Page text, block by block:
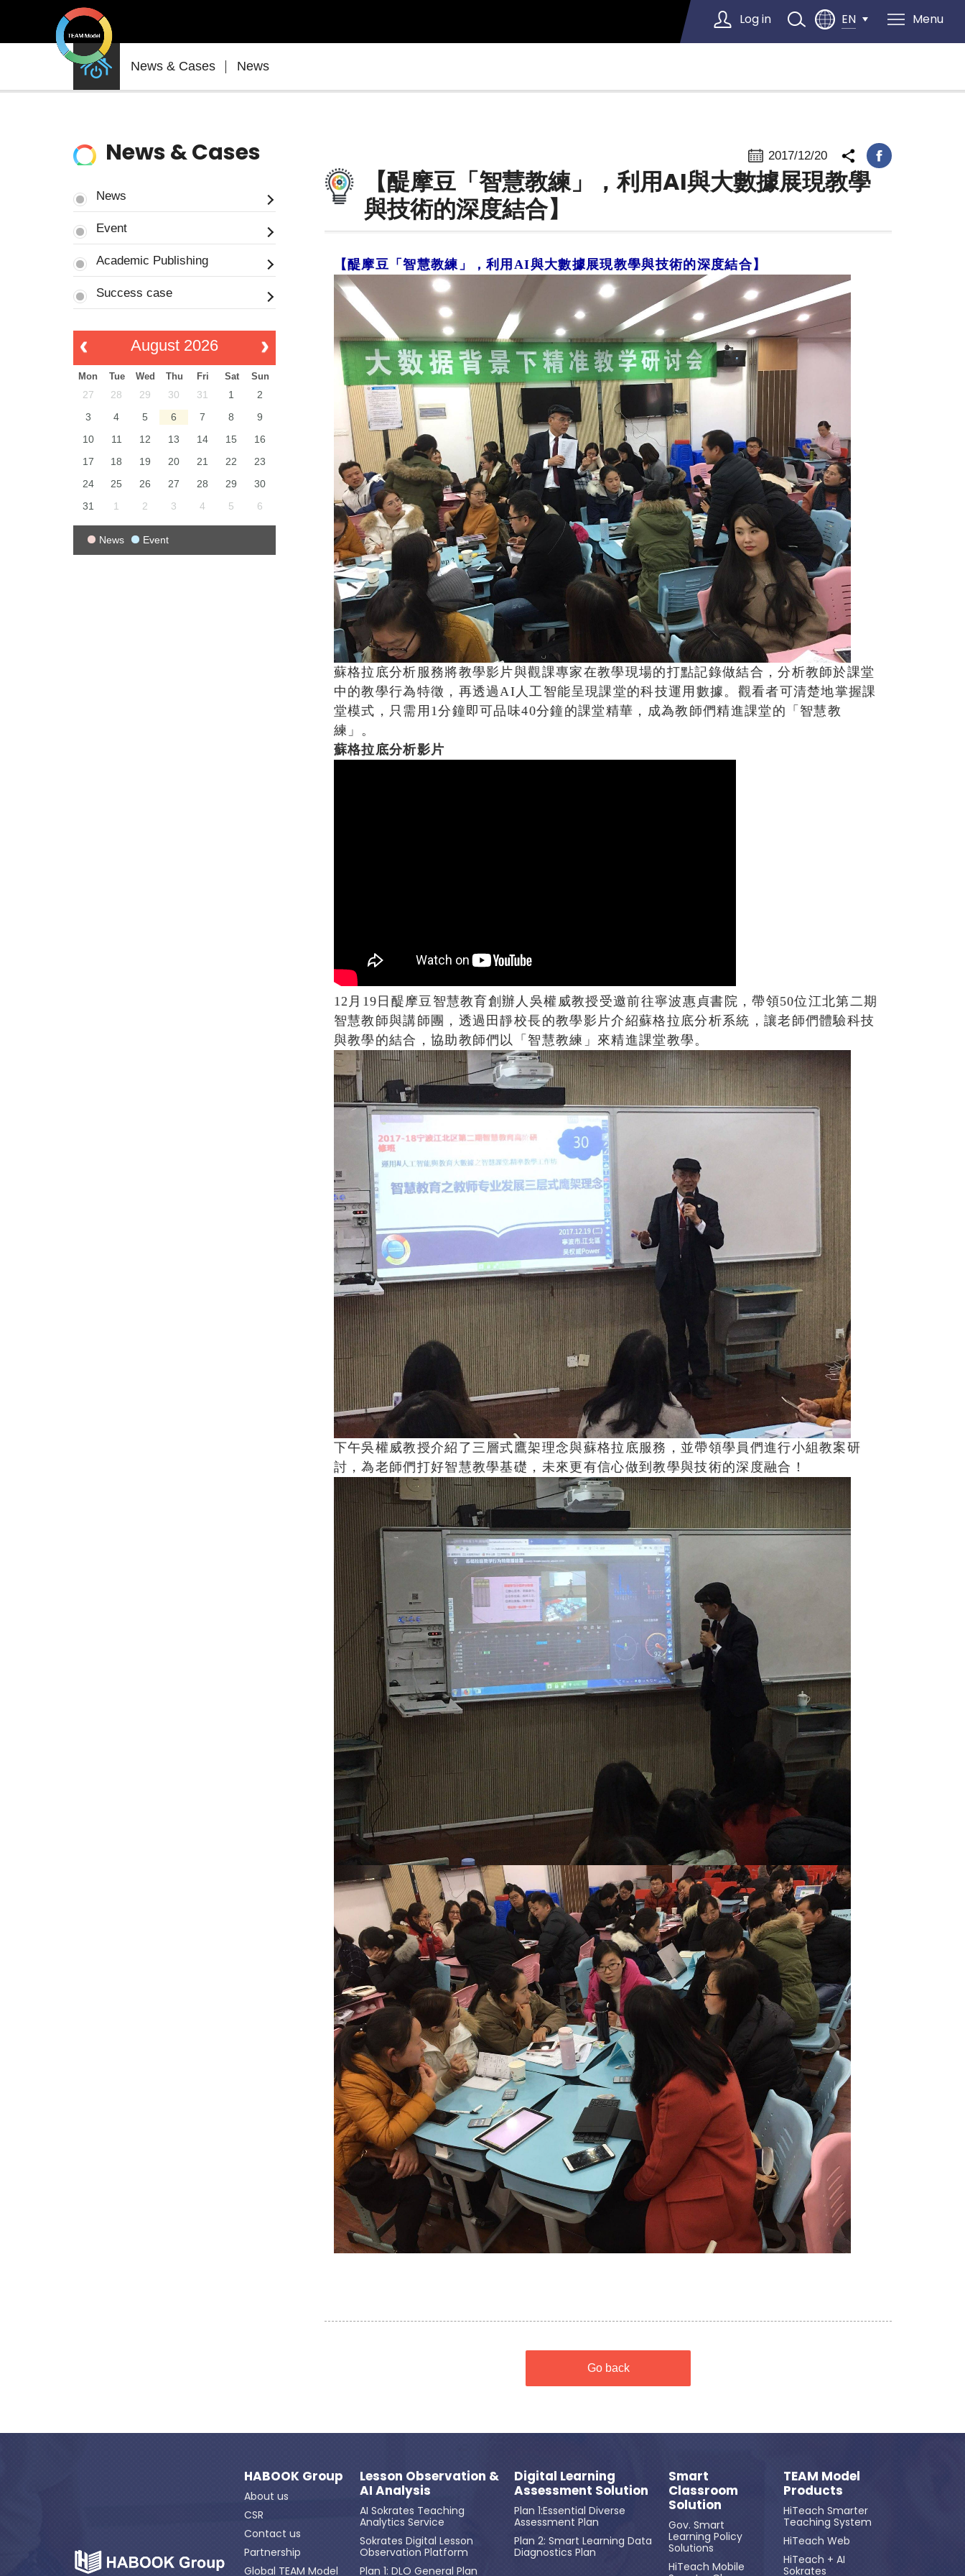
Log in EN Menu
News & Cases News
News & Cases
News
Event
Academic Publishing
Success case
August 2026
Mon Tue Wed Thu Fri Sat Sun
27 28 29 30 31 1
2
3
4 5 6 7 8
9
10
11 12 13 14 15
16
17
18 19 20 21 22
23
24
25 26 27 28 29
30
31
1 2 3 4 5 6
News Event
2017/12/20
【醍摩豆「智慧教練」，利用AI與大數據展現教學
與技術的深度結合】
【醍摩豆「智慧教練」，利用AI與大數據展現教學與技術的深度結合】
蘇格拉底分析服務將教學影片與觀課專家在教學現場的打點記錄做結合，分析教師於課堂
中的教學行為特徵，再透過AI人工智能呈現課堂的科技運用數據。觀看者可清楚地掌握課
堂模式，只需用1分鐘即可品味40分鐘的課堂精華，成為教師們精進課堂的「智慧教
練」。
蘇格拉底分析影片
12月19日醍摩豆智慧教育創辦人吳權威教授受邀前往寧波惠貞書院，帶領50位江北第二期
智慧教師與講師團，透過田靜校長的教學影片介紹蘇格拉底分析系統，讓老師們體驗科技
與教學的結合，協助教師們以「智慧教練」來精進課堂教學。
下午吳權威教授介紹了三層式鷹架理念與蘇格拉底服務，並帶領學員們進行小組教案研
討，為老師們打好智慧教學基礎，未來更有信心做到教學與技術的深度融合！
Go back
HABOOK Group
About us
CSR
Contact us
Partnership
Global TEAM Model
Lesson Observation &
AI Analysis
AI Sokrates Teaching
Analytics Service
Sokrates Digital Lesson
Observation Platform
Plan 1: DLO General Plan
Digital Learning
Assessment Solution
Plan 1:Essential Diverse
Assessment Plan
Plan 2: Smart Learning Data
Diagnostics Plan
Smart
Classroom
Solution
Gov. Smart
Learning Policy
Solutions
HiTeach Mobile
TEAM Model
Products
HiTeach Smarter
Teaching System
HiTeach Web
HiTeach + AI
Sokrates